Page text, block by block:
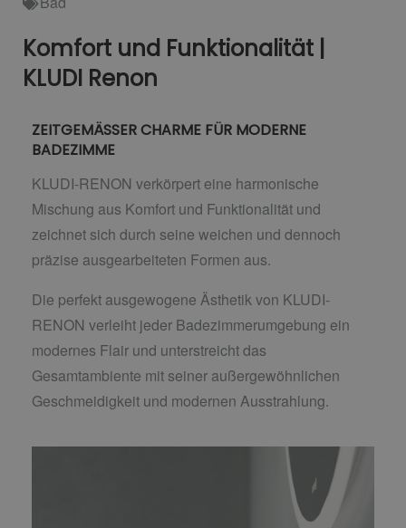
Komfort und Funktionalität |
KLUDI Renon
ZEITGEMÄSSER CHARME FÜR MODERNE
BADEZIMME
KLUDI-RENON verkörpert eine harmonische
Mischung aus Komfort und Funktionalität und
zeichnet sich durch seine weichen und dennoch
präzise ausgearbeiteten Formen aus.
Die perfekt ausgewogene Ästhetik von KLUDI-
RENON verleiht jeder Badezimmerumgebung ein
modernes Flair und unterstreicht das
Gesamtambiente mit seiner außergewöhnlichen
Geschmeidigkeit und modernen Ausstrahlung.